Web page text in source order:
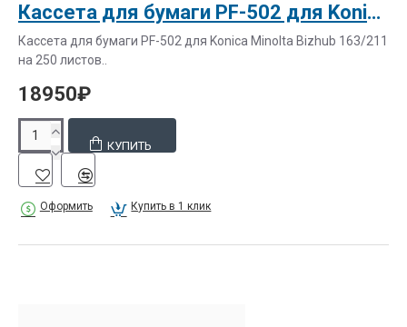
Кассета для бумаги PF-502 для Konica Minolta Bizhub 163/211 на 250 листов (4686WY0)
Кассета для бумаги PF-502 для Konica Minolta Bizhub 163/211
на 250 листов..
18950₽
КУПИТЬ
Оформить Купить в 1 клик